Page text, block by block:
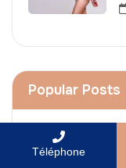
Popular Posts
Téléphone